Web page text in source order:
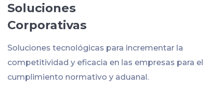
Soluciones
Corporativas
Soluciones tecnológicas para incrementar la
competitividad y eficacia en las empresas para el
cumplimiento normativo y aduanal.